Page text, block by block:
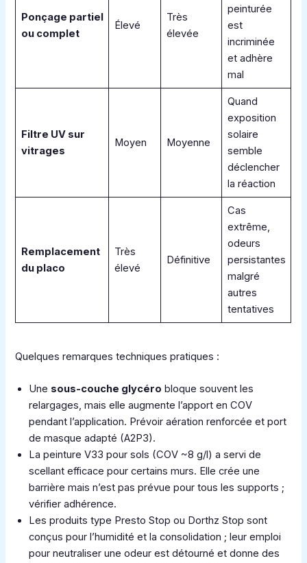
Ponçage partiel
ou complet
Élevé
Très
élevée
peinturée
est
incriminée
et adhère
mal
Filtre UV sur
vitrages
Moyen Moyenne
Quand
exposition
solaire
semble
déclencher
la réaction
Remplacement
du placo
Très
élevé
Définitive
Cas
extrême,
odeurs
persistantes
malgré
autres
tentatives
Quelques remarques techniques pratiques :
Une sous-couche glycéro bloque souvent les
relargages, mais elle augmente l’apport en COV
pendant l’application. Prévoir aération renforcée et port
de masque adapté (A2P3).
La peinture V33 pour sols (COV ~8 g/l) a servi de
scellant efficace pour certains murs. Elle crée une
barrière mais n’est pas prévue pour tous les supports ;
vérifier adhérence.
Les produits type Presto Stop ou Dorthz Stop sont
conçus pour l’humidité et la consolidation ; leur emploi
pour neutraliser une odeur est détourné et donne des